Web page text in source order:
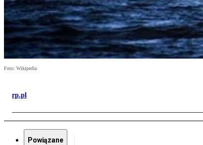
Foto: Wikipedia
rp.pl
Powiązane